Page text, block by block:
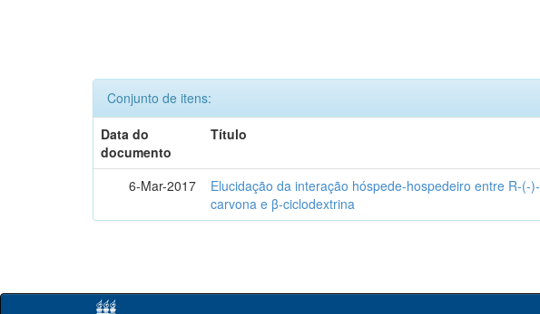
Conjunto de itens:
Data do
documento
Título
6-Mar-2017
Elucidação da interação hóspede-hospedeiro entre R-(-)-
carvona e β-ciclodextrina